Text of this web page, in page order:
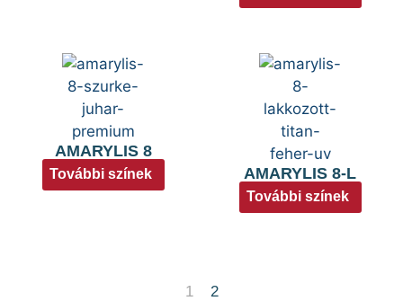
AMARYLIS 8
További színek AMARYLIS 8-L
További színek
1 2